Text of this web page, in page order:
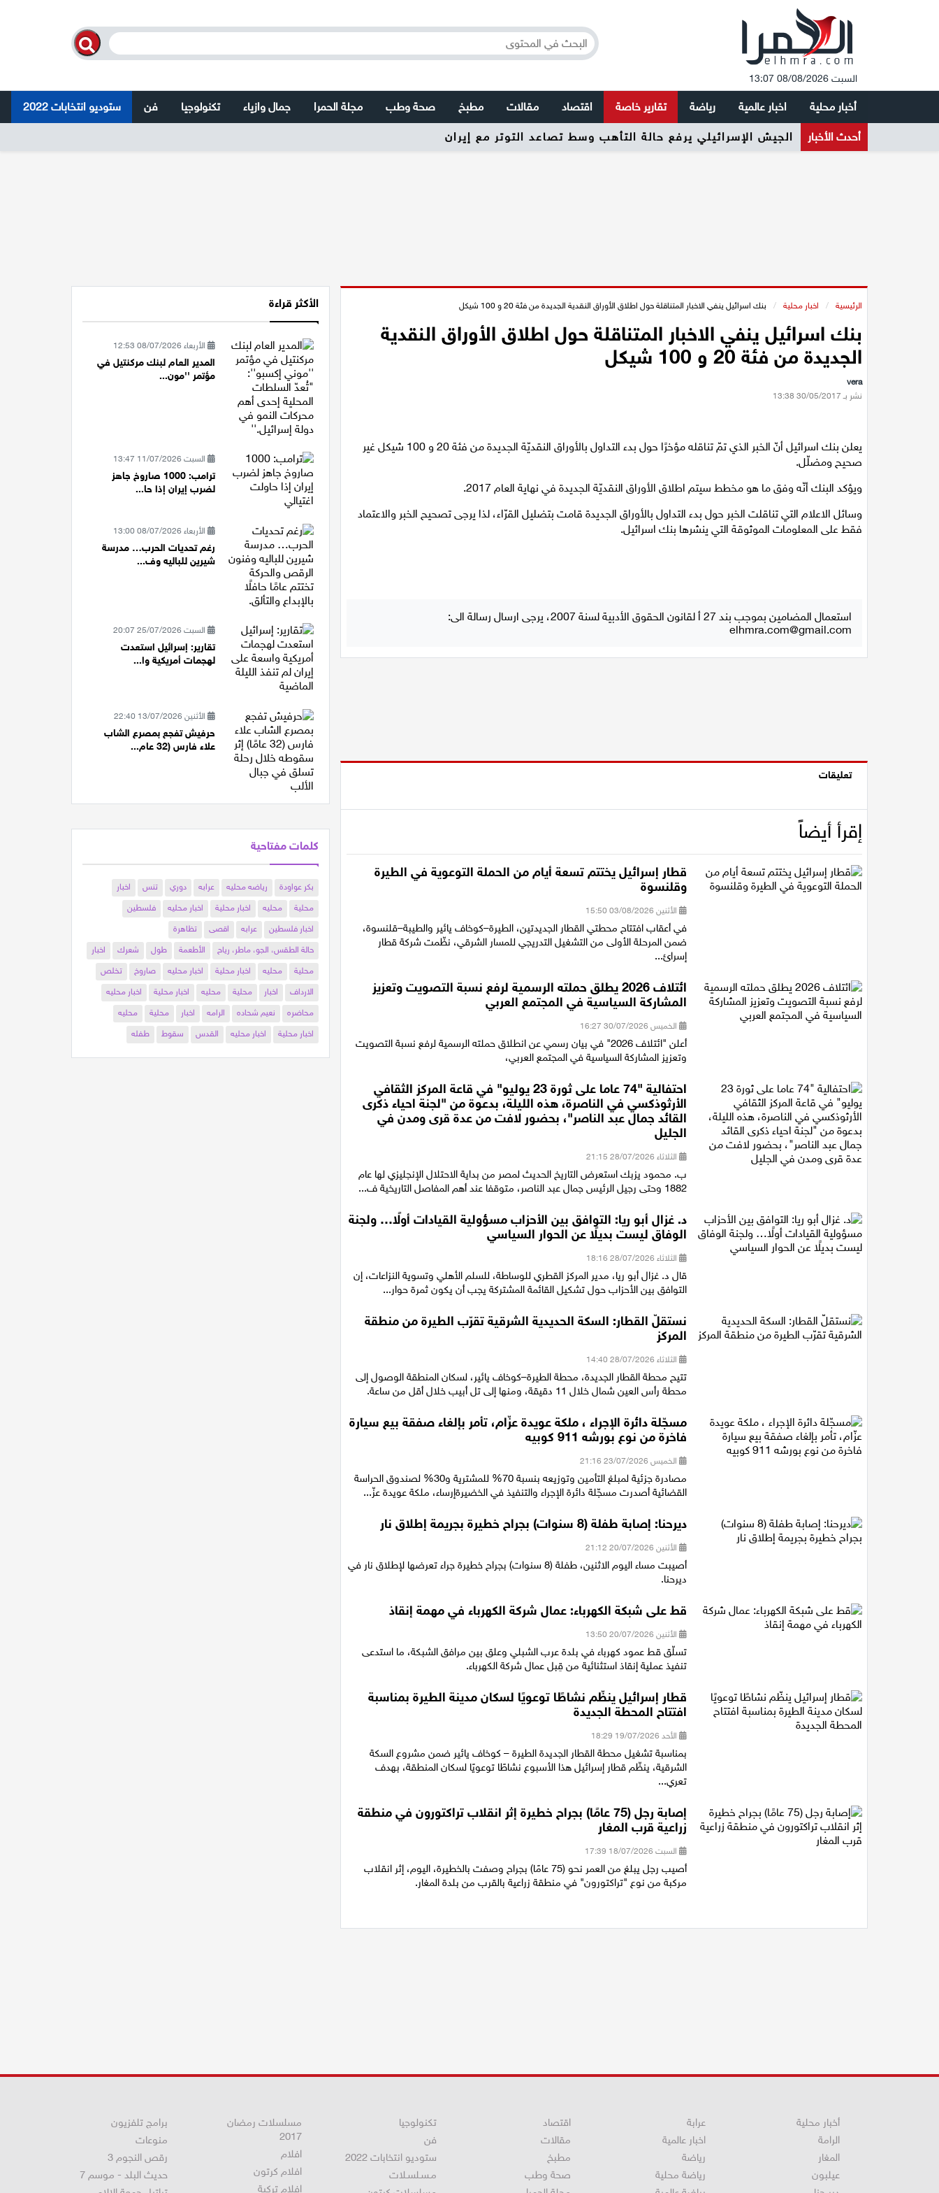
السبت 08/08/2026 13:07
أخبار محلية اخبار عالمية رياضة تقارير خاصة اقتصاد مقالات مطبخ صحة وطب مجلة الحمرا جمال وازياء تكنولوجيا فن ستوديو انتخابات 2022
أحدث الأخبار الجيش الإسرائيلي يرفع حالة التأهب وسط تصاعد التوتر مع إيران
الرئيسية / اخبار محلية / بنك اسرائيل ينفي الاخبار المتناقلة حول اطلاق الأوراق النقدية الجديدة من فئة 20 و 100 شيكل
بنك اسرائيل ينفي الاخبار المتناقلة حول اطلاق الأوراق النقدية
الجديدة من فئة 20 و 100 شيكل
vera
نشر بـ 30/05/2017 13:38
يعلن بنك اسرائيل أنّ الخبر الذي تمّ تناقله مؤخرًا حول بدء التداول بالأوراق النقديّة الجديدة من فئة 20 و 100 شيكل غير
صحيح ومضلّل.
ويؤكد البنك أنّه وفق ما هو مخطط سيتم اطلاق الأوراق النقديّة الجديدة في نهاية العام 2017.
وسائل الاعلام التي تناقلت الخبر حول بدء التداول بالأوراق الجديدة قامت بتضليل القرّاء، لذا يرجى تصحيح الخبر والاعتماد
فقط على المعلومات الموثوقة التي ينشرها بنك اسرائيل.
استعمال المضامين بموجب بند 27 أ لقانون الحقوق الأدبية لسنة 2007، يرجى ارسال رسالة الى:
elhmra.com@gmail.com
تعليقات
إقرأ أيضاً
قطار إسرائيل يختتم تسعة أيام من الحملة التوعوية في الطيرة
وقلنسوة
الأثنين 03/08/2026 15:50
في أعقاب افتتاح محطتي القطار الجديدتين، الطيرة–كوخاف يائير والطيبة–قلنسوة،
ضمن المرحلة الأولى من التشغيل التدريجي للمسار الشرقي، نظّمت شركة قطار
إسرائ...
ائتلاف 2026 يطلق حملته الرسمية لرفع نسبة التصويت وتعزيز
المشاركة السياسية في المجتمع العربي
الخميس 30/07/2026 16:27
أعلن "ائتلاف 2026" في بيان رسمي عن انطلاق حملته الرسمية لرفع نسبة التصويت
وتعزيز المشاركة السياسية في المجتمع العربي،
احتفالية "74 عاما على ثورة 23 يوليو" في قاعة المركز الثقافي
الأرثوذكسي في الناصرة، هذه الليلة، بدعوة من "لجنة احياء ذكرى
القائد جمال عبد الناصر"، بحضور لافت من عدة قرى ومدن في
الجليل
الثلاثاء 28/07/2026 21:15
ب. محمود يزبك استعرض التاريخ الحديث لمصر من بداية الاحتلال الإنجليزي لها عام
1882 وحتى رجيل الرئيس جمال عبد الناصر، متوقفا عند أهم المفاصل التاريخية ف...
د. غزال أبو ريا: التوافق بين الأحزاب مسؤولية القيادات أولًا… ولجنة
الوفاق ليست بديلًا عن الحوار السياسي
الثلاثاء 28/07/2026 18:16
قال د. غزال أبو ريا، مدير المركز القطري للوساطة، للسلم الأهلي وتسوية النزاعات، إن
التوافق بين الأحزاب حول تشكيل القائمة المشتركة يجب أن يكون ثمرة حوار...
نستقلّ القطار: السكة الحديدية الشرقية تقرّب الطيرة من منطقة
المركز
الثلاثاء 28/07/2026 14:40
تتيح محطة القطار الجديدة، محطة الطيرة–كوخاف يائير، لسكان المنطقة الوصول إلى
محطة رأس العين شمال خلال 11 دقيقة، ومنها إلى تل أبيب خلال أقل من ساعة.
مسجّلة دائرة الإجراء ، ملكة عويدة عزّام، تأمر بإلغاء صفقة بيع سيارة
فاخرة من نوع بورشه 911 كوبيه
الخميس 23/07/2026 21:16
مصادرة جزئية لمبلغ التأمين وتوزيعه بنسبة 70% للمشترية و30% لصندوق الحراسة
القضائية أصدرت مسجّلة دائرة الإجراء والتنفيذ في الخضيرةإرساء، ملكة عويدة عزّ...
ديرحنا: إصابة طفلة (8 سنوات) بجراح خطيرة بجريمة إطلاق نار
الأثنين 20/07/2026 21:12
أصيبت مساء اليوم الاثنين، طفلة (8 سنوات) بجراح خطيرة جراء تعرضها لإطلاق نار في
ديرحنا.
قط على شبكة الكهرباء: عمال شركة الكهرباء في مهمة إنقاذ
الأثنين 20/07/2026 13:50
تسلّق قط عمود كهرباء في بلدة عرب الشبلي وعلق بين مرافق الشبكة، ما استدعى
تنفيذ عملية إنقاذ استثنائية من قِبل عمال شركة الكهرباء.
قطار إسرائيل ينظّم نشاطًا توعويًا لسكان مدينة الطيرة بمناسبة
افتتاح المحطة الجديدة
الأحد 19/07/2026 18:29
بمناسبة تشغيل محطة القطار الجديدة الطيرة – كوخاف يائير ضمن مشروع السكة
الشرقية، ينظّم قطار إسرائيل هذا الأسبوع نشاطًا توعويًا لسكان المنطقة، بهدف
تعري...
إصابة رجل (75 عامًا) بجراح خطيرة إثر انقلاب تراكتورون في منطقة
زراعية قرب المغار
السبت 18/07/2026 17:39
أصيب رجل يبلغ من العمر نحو (75 عامًا) بجراح وصفت بالخطيرة، اليوم، إثر انقلاب
مركبة من نوع "تراكتورون" في منطقة زراعية بالقرب من بلدة المغار.
الأكثر قراءة
الأربعاء 08/07/2026 12:53
المدير العام لبنك مركنتيل في
مؤتمر ''مون...
السبت 11/07/2026 13:47
ترامب: 1000 صاروخ جاهز
لضرب إيران إذا حا...
الأربعاء 08/07/2026 13:00
رغم تحديات الحرب… مدرسة
شيرين للباليه وف...
السبت 25/07/2026 20:07
تقارير: إسرائيل استعدت
لهجمات أمريكية وا...
الأثنين 13/07/2026 22:40
حرفيش تفجع بمصرع الشاب
علاء فارس (32 عام...
كلمات مفتاحية
بكر عواودة رياضه محليه عرابه دوري تنس
اخبار
محلية
محليه اخبار محلية اخبار محليه
فلسطين
اخبار فلسطين
عرابه اقصى
تظاهرة
حالة الطقس، الجو، ماطر، رياح
الأطعمة طول شعرك
اخبار
محلية
محليه اخبار محلية اخبار محليه صاروخ
تخلص
الارداف
اخبار محلية محليه اخبار محلية
اخبار محليه
محاضره
نعيم شحاده الرامه اخبار محلية
محليه
اخبار محلية
اخبار محليه القدس سقوط طفله
أخبار محلية
الرامة
المغار
عيلبون
عرابة
اخبار عالمية
رياضة
رياضة محلية
اقتصاد
مقالات
مطبخ
صحة وطب
تكنولوجيا
فن
ستوديو انتخابات 2022
مـسـلسـلات
مسلسلات رمضان
2017
افلام
افلام كرتون
افلام تركية
برامج تلفزيون
منوعات
رقص النجوم 3
حديث البلد - موسم 7